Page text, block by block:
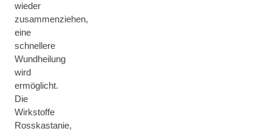
wieder
zusammenziehen,
eine
schnellere
Wundheilung
wird
ermöglicht.
Die
Wirkstoffe
Rosskastanie,